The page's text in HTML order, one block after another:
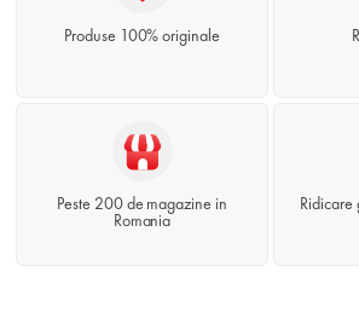
Produse 100% originale
Peste 200 de magazine in
Romania
Ridicare